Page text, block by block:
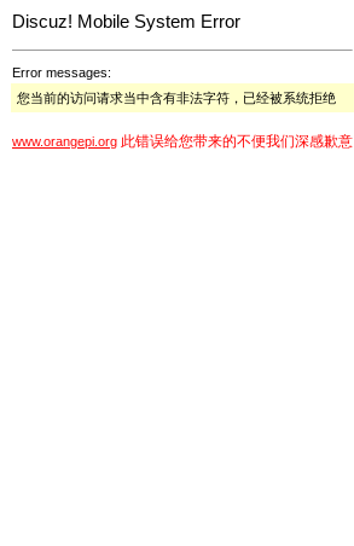
Discuz! Mobile System Error
Error messages:
您当前的访问请求当中含有非法字符，已经被系统拒绝
www.orangepi.org 此错误给您带来的不便我们深感歉意